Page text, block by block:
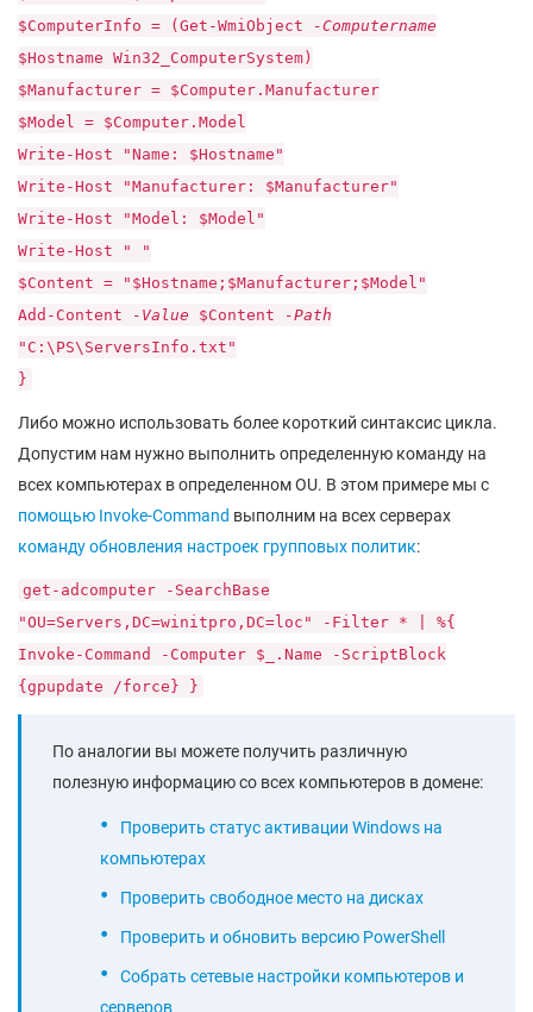
$ComputerInfo = (Get-WmiObject
-Computername
$Hostname Win32_ComputerSystem)
$Manufacturer = $Computer.Manufacturer
$Model = $Computer.Model
Write-Host "Name: $Hostname"
Write-Host "Manufacturer: $Manufacturer"
Write-Host "Model: $Model"
Write-Host " "
$Content = "$Hostname;$Manufacturer;$Model"
Add-Content
-Value $Content
-Path
"C:\PS\ServersInfo.txt"
}
Либо можно использовать более короткий синтаксис цикла.
Допустим нам нужно выполнить определенную команду на
всех компьютерах в определенном OU. В этом примере мы с
помощью Invoke-Command выполним на всех серверах
команду обновления настроек групповых политик:
get-adcomputer -SearchBase
"OU=Servers,DC=winitpro,DC=loc" -Filter * | %{
Invoke-Command -Computer $_.Name -ScriptBlock
{gpupdate /force} }
По аналогии вы можете получить различную
полезную информацию со всех компьютеров в домене:
Проверить статус активации Windows на
компьютерах
Проверить свободное место на дисках
Проверить и обновить версию PowerShell
Собрать сетевые настройки компьютеров и
серверов